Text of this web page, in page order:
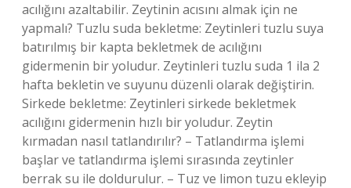
acılığını azaltabilir. Zeytinin acısını almak için ne
yapmalı? Tuzlu suda bekletme: Zeytinleri tuzlu suya
batırılmış bir kapta bekletmek de acılığını
gidermenin bir yoludur. Zeytinleri tuzlu suda 1 ila 2
hafta bekletin ve suyunu düzenli olarak değiştirin.
Sirkede bekletme: Zeytinleri sirkede bekletmek
acılığını gidermenin hızlı bir yoludur. Zeytin
kırmadan nasıl tatlandırılır? – Tatlandırma işlemi
başlar ve tatlandırma işlemi sırasında zeytinler
berrak su ile doldurulur. – Tuz ve limon tuzu ekleyip